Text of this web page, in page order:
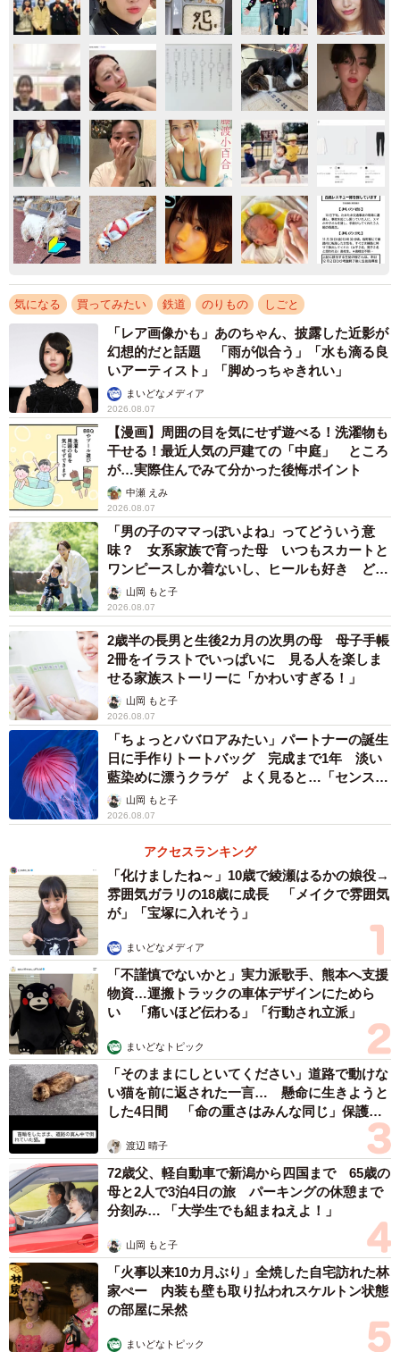
気になる 買ってみたい 鉄道 のりもの しごと
「レア画像かも」あのちゃん、披露した近影が
幻想的だと話題 「雨が似合う」「水も滴る良
いアーティスト」「脚めっちゃきれい」
まいどなメディア
2026.08.07
【漫画】周囲の目を気にせず遊べる！洗濯物も
干せる！最近人気の戸建ての「中庭」 ところ
が…実際住んでみて分かった後悔ポイント
中瀬 えみ
2026.08.07
「男の子のママっぽいよね」ってどういう意
味？ 女系家族で育った母 いつもスカートと
ワンピースしか着ないし、ヒールも好き どの
へんが…
山岡 もと子
2026.08.07
2歳半の長男と生後2カ月の次男の母 母子手帳
2冊をイラストでいっぱいに 見る人を楽しま
せる家族ストーリーに「かわいすぎる！」
山岡 もと子
2026.08.07
「ちょっとババロアみたい」パートナーの誕生
日に手作りトートバッグ 完成まで1年 淡い
藍染めに漂うクラゲ よく見ると…「センスす
ごい」山岡 もと子
2026.08.07
アクセスランキング
「化けましたね～」10歳で綾瀬はるかの娘役→
雰囲気ガラリの18歳に成長 「メイクで雰囲気
が」「宝塚に入れそう」
まいどなメディア
「不謹慎でないかと」実力派歌手、熊本へ支援
物資…運搬トラックの車体デザインにためら
い 「痛いほど伝わる」「行動され立派」
まいどなトピック
「そのままにしといてください」道路で動けな
い猫を前に返された一言… 懸命に生きようと
した4日間 「命の重さはみんな同じ」保護団
渡辺 晴子
72歳父、軽自動車で新潟から四国まで 65歳の
母と2人で3泊4日の旅 パーキングの休憩まで
分刻み… 「大学生でも組まねえよ！」
山岡 もと子
「火事以来10カ月ぶり」全焼した自宅訪れた林
家ぺー 内装も壁も取り払われスケルトン状態
の部屋に呆然
まいどなトピック